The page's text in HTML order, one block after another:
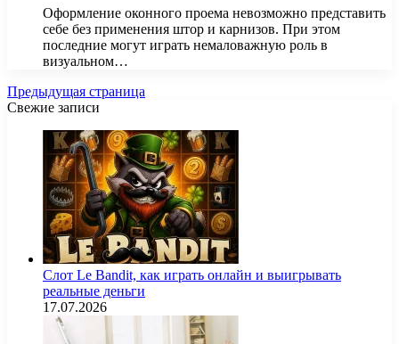
Оформление оконного проема невозможно представить
себе без применения штор и карнизов. При этом
последние могут играть немаловажную роль в
визуальном…
Предыдущая страница
Свежие записи
Слот Le Bandit, как играть онлайн и выигрывать
реальные деньги
17.07.2026